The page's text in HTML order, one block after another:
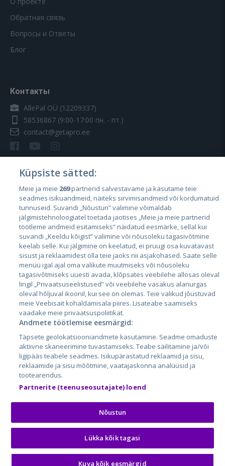
Обратная связь
Вопросы и Ответы
Блог
Контакты
AllePal OÜ (12209337)
58536867 (9:00-17:00 пн. - пт.)
contact@getapro.ee
Страны
Эстония
Латвия
Литва
City24.lv
City24.ee
GetaPro.lv
GetaPro.ee
Autoplius.lt
Aruodas.lt
CVbankas.lt
Kainos.lt
Paslaugos.lt
auto24.ee
Osta.ee
KuldneBörs.ee
© 2026 GetaPro. Все права защищены.
Küpsiste sätted:
Meie ja meie 269partnerid salvestavame ja kasutame teie
seadmes isikuandmeid, näiteks sirvimisandmeid või kordumatuid
tunnuseid. Suvandi „Nõustun” valimine võimaldab
jälgimistehnoloogiatel toetada jaotises „Meie ja meie partnerid
töötleme andmeid esitamiseks” näidatud eesmärke, sellal kui
suvandi „Keeldu kõigist” valimine või nõusoleku tagasivõtmine
keelab selle. Kui jälgimine on keelatud, ei pruugi osa kuvatavast
sisust ja reklaamidest olla teie jaoks nii asjakohased. Saate selle
menüü igal ajal oma valikute muutmiseks või nõusoleku
tagasivõtmiseks uuesti avada, klõpsates veebilehe allosas oleval
lingil „Privaatsuseelistused” või veebilehe vasakus alanurgas
oleval hõljuval ikoonil, kui see on olemas. Teie valikud jõustuvad
meie Veebisait kohaldamisala piires. Lisateabe saamiseks
vaadake meie privaatsuspoliitikat.
Andmete töötlemise eesmärgid:
Täpsete geolokatsiooniandmete kasutamine. Seadme omaduste
aktiivne skaneerimine tuvastamiseks. Teabe säilitamine ja/või
ligipääs teabele seadmes. Isikupärastatud reklaamid ja sisu,
reklaamide ja sisu mõõtmine, vaatajaskonna analüüsid ja
tootearendus.
Partnerite (teenuseosutajate) loend
Nõustun
Lükka kõik tagasi
Kuva kõik eesmärgid